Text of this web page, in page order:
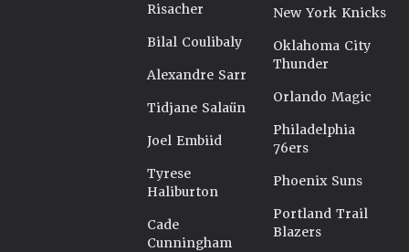
Risacher
Bilal Coulibaly
Alexandre Sarr
Tidjane Salaün
Joel Embiid
Tyrese
Haliburton
Cade
Cunningham
New York Knicks
Oklahoma City
Thunder
Orlando Magic
Philadelphia
76ers
Phoenix Suns
Portland Trail
Blazers